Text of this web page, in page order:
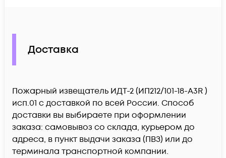
Доставка
Пожарный извещатель ИДТ-2 (ИП212/101-18-А3R )
исп.01 c доставкой по всей России. Способ
доставки вы выбираете при оформлении
заказа: самовывоз со склада, курьером до
адреса, в пункт выдачи заказа (ПВЗ) или до
терминала транспортной компании.